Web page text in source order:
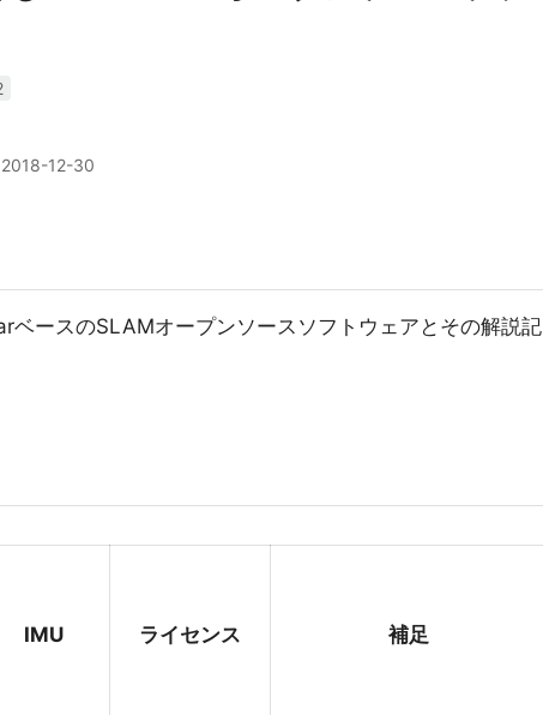
2018-12-30
ベースのSLAMオープンソースソフトウェアとその解説記
IMU ライセンス 補足